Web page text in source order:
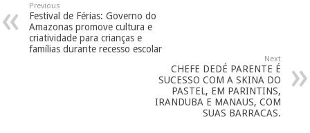
Previous
Festival de Férias: Governo do
Amazonas promove cultura e
criatividade para crianças e
famílias durante recesso escolar
Next
CHEFE DEDÉ PARENTE É
SUCESSO COM A SKINA DO
PASTEL, EM PARINTINS,
IRANDUBA E MANAUS, COM
SUAS BARRACAS.